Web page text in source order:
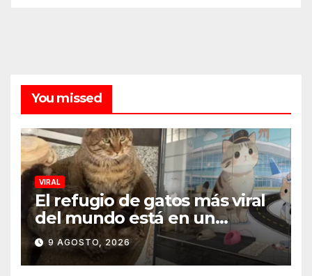
You missed
VIRAL
El refugio de gatos más viral
del mundo está en un
aeropuerto internacional y
tiene a tres felinos
patrullando las puertas de
9 AGOSTO, 2026